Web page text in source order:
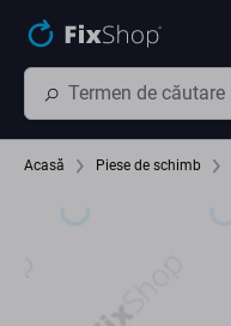
Acasă Piese de schimb